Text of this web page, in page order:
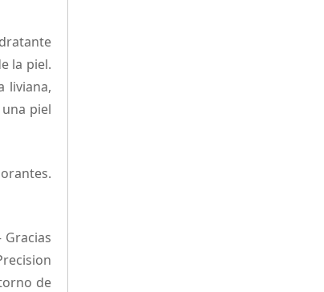
la piel.
liviana,
piel
Gracias
de